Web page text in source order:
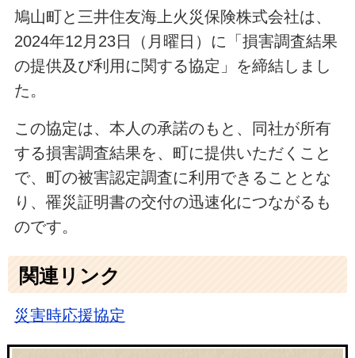
鳩山町と三井住友海上火災保険株式会社は、
2024年12月23日（月曜日）に「損害調査結果
の提供及び利用に関する協定」を締結しまし
た。
この協定は、本人の承諾のもと、同社が所有
する損害調査結果を、町に提供いただくこと
で、町の被害認定調査に利用できることとな
り、罹災証明書の交付の迅速化につながるも
のです。
関連リンク
災害時応援協定